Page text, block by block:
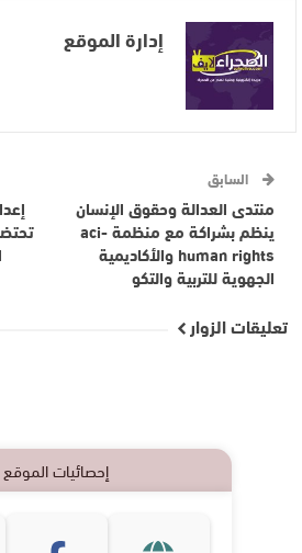
إدارة الموقع
السابق
منتدى العدالة وحقوق الإنسان
ينظم بشراكة مع منظمة aci-
human rights والأكاديمية
الجهوية للتربية والتكو
تعليقات الزوار
إحصائيات الموقع